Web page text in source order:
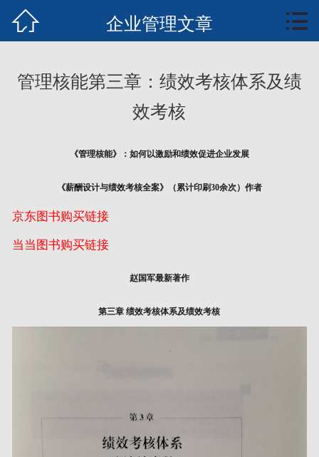
知识中心
 企业管理文章 
管理核能第三章：绩效考核体系及绩
效考核
《管理核能》：如何以激励和绩效促进企业发展
《薪酬设计与绩效考核全案》（累计印刷30余次）作者
京东图书购买链接
当当图书购买链接
赵国军最新著作
第三章 绩效考核体系及绩效考核